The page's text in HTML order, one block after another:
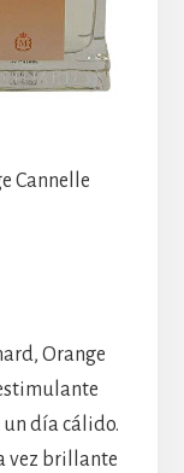
Cannelle
Orange
día cálido.
vez brillante